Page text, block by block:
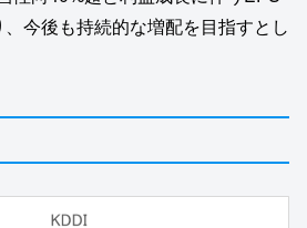
今後も持続的な増配を目指すとし